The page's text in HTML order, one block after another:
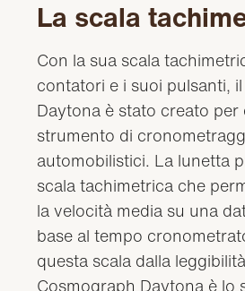
La scala
Con la sua scala
contatori e i suoi pulsanti,
Daytona è stato creato per
strumento di
automobilistici. La lunetta
scala tachimetrica che
la velocità media su una
base al tempo
questa scala dalla
Cosmograph Daytona è lo